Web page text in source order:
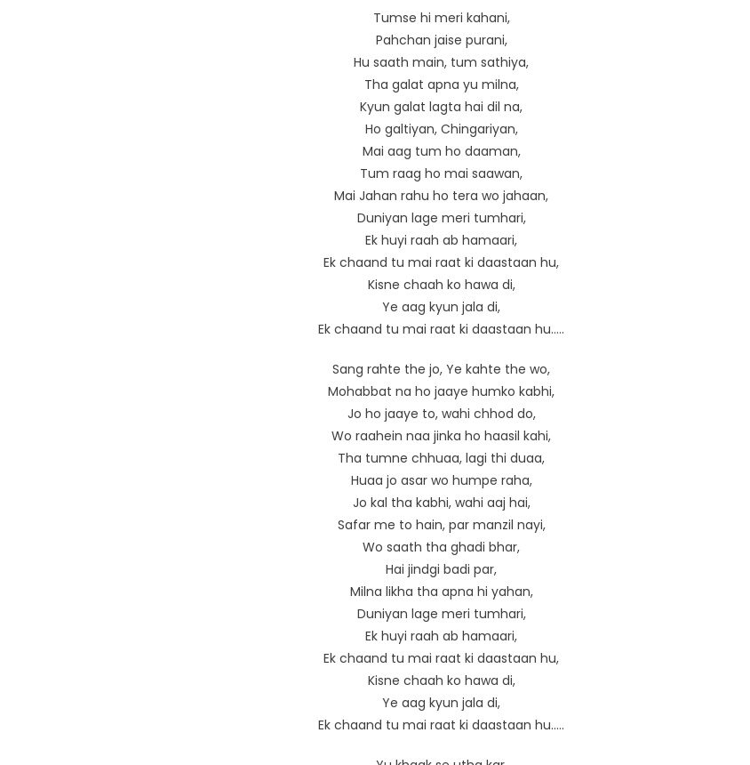
Tumse hi meri kahani,
Pahchan jaise purani,
Hu saath main, tum sathiya,
Tha galat apna yu milna,
Kyun galat lagta hai dil na,
Ho galtiyan, Chingariyan,
Mai aag tum ho daaman,
Tum raag ho mai saawan,
Mai Jahan rahu ho tera wo jahaan,
Duniyan lage meri tumhari,
Ek huyi raah ab hamaari,
Ek chaand tu mai raat ki daastaan hu,
Kisne chaah ko hawa di,
Ye aag kyun jala di,
Ek chaand tu mai raat ki daastaan hu…..
Sang rahte the jo, Ye kahte the wo,
Mohabbat na ho jaaye humko kabhi,
Jo ho jaaye to, wahi chhod do,
Wo raahein naa jinka ho haasil kahi,
Tha tumne chhuaa, lagi thi duaa,
Huaa jo asar wo humpe raha,
Jo kal tha kabhi, wahi aaj hai,
Safar me to hain, par manzil nayi,
Wo saath tha ghadi bhar,
Hai jindgi badi par,
Milna likha tha apna hi yahan,
Duniyan lage meri tumhari,
Ek huyi raah ab hamaari,
Ek chaand tu mai raat ki daastaan hu,
Kisne chaah ko hawa di,
Ye aag kyun jala di,
Ek chaand tu mai raat ki daastaan hu…..